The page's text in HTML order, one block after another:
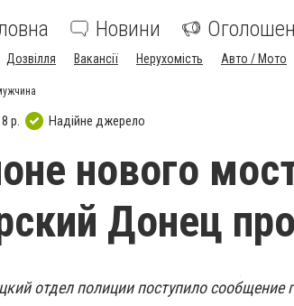
Новини
Дозвілля Вакансії Нерухомість Авто / Мото
р. Надійне джерело
нового
Донец
отдел полиции поступило